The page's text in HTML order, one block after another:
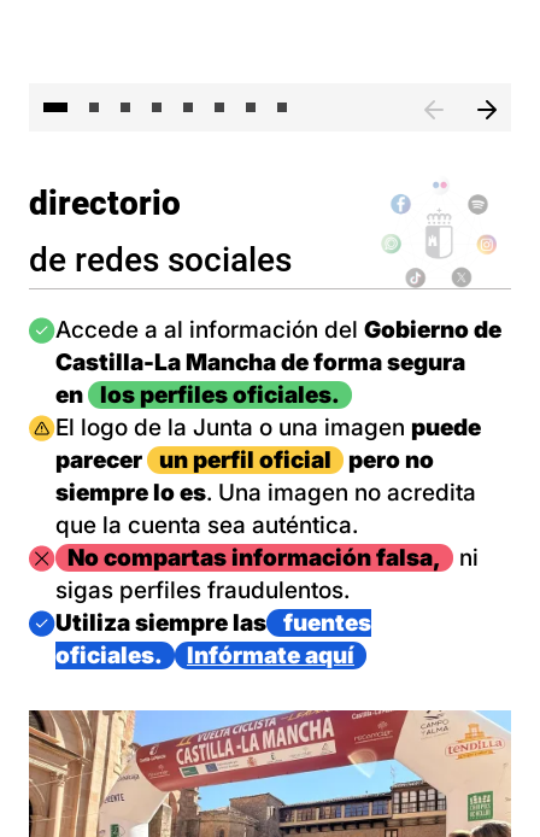
directorio
de redes sociales
Imagen
Accede a al información del Gobierno de
Castilla-La Mancha de forma segura
en
los perfiles oficiales.
Imagen
El logo de la Junta o una imagen puede
parecer
un perfil oficial
pero no
siempre lo es. Una imagen no acredita
que la cuenta sea auténtica.
ImagenNo compartas información falsa,
ni
sigas perfiles fraudulentos.
Imagen
Utiliza siempre las
fuentes
oficiales.
Infórmate aquí